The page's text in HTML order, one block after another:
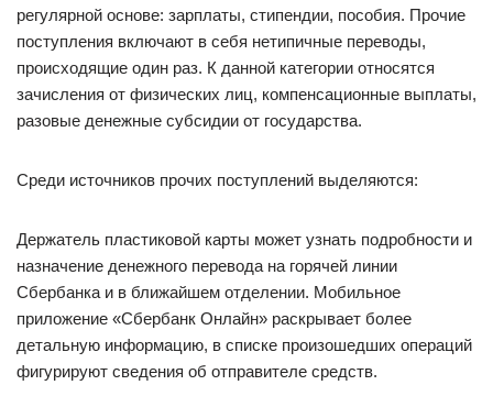
регулярной основе: зарплаты, стипендии, пособия. Прочие
поступления включают в себя нетипичные переводы,
происходящие один раз. К данной категории относятся
зачисления от физических лиц, компенсационные выплаты,
разовые денежные субсидии от государства.
Среди источников прочих поступлений выделяются:
Держатель пластиковой карты может узнать подробности и
назначение денежного перевода на горячей линии
Сбербанка и в ближайшем отделении. Мобильное
приложение «Сбербанк Онлайн» раскрывает более
детальную информацию, в списке произошедших операций
фигурируют сведения об отправителе средств.